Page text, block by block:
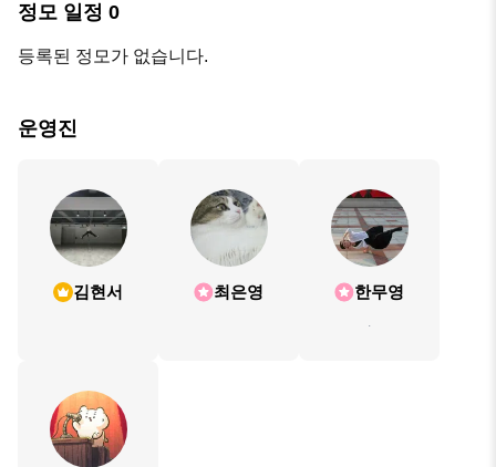
정모 일정 0
등록된 정모가 없습니다.
운영진
김현서 최은영 한무영
.